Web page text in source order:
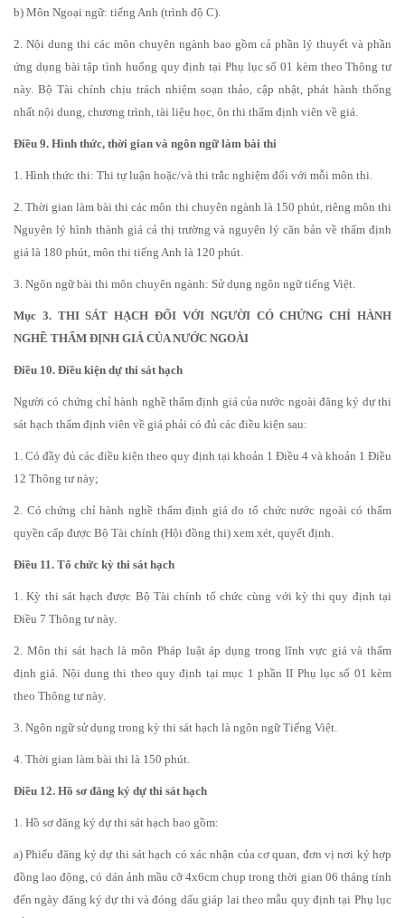
b) Môn Ngoại ngữ: tiếng Anh (trình độ C).
2. Nội dung thi các môn chuyên ngành bao gồm cả phần lý thuyết và phần
ứng dụng bài tập tình huống quy định tại Phụ lục số 01 kèm theo Thông tư
này. Bộ Tài chính chịu trách nhiệm soạn thảo, cập nhật, phát hành thống
nhất nội dung, chương trình, tài liệu học, ôn thi thẩm định viên về giá.
Điều 9. Hình thức, thời gian và ngôn ngữ làm bài thi
1. Hình thức thi: Thi tự luận hoặc/và thi trắc nghiệm đối với mỗi môn thi.
2. Thời gian làm bài thi các môn thi chuyên ngành là 150 phút, riêng môn thi
Nguyên lý hình thành giá cả thị trường và nguyên lý căn bản về thẩm định
giá là 180 phút, môn thi tiếng Anh là 120 phút.
3. Ngôn ngữ bài thi môn chuyên ngành: Sử dụng ngôn ngữ tiếng Việt.
Mục 3. THI SÁT HẠCH ĐỐI VỚI NGƯỜI CÓ CHỨNG CHỈ HÀNH
NGHỀ THẨM ĐỊNH GIÁ CỦA NƯỚC NGOÀI
Điều 10. Điều kiện dự thi sát hạch
Người có chứng chỉ hành nghề thẩm định giá của nước ngoài đăng ký dự thi
sát hạch thẩm định viên về giá phải có đủ các điều kiện sau:
1. Có đầy đủ các điều kiện theo quy định tại khoản 1 Điều 4 và khoản 1 Điều
12 Thông tư này;
2. Có chứng chỉ hành nghề thẩm định giá do tổ chức nước ngoài có thẩm
quyền cấp được Bộ Tài chính (Hội đồng thi) xem xét, quyết định.
Điều 11. Tổ chức kỳ thi sát hạch
1. Kỳ thi sát hạch được Bộ Tài chính tổ chức cùng với kỳ thi quy định tại
Điều 7 Thông tư này.
2. Môn thi sát hạch là môn Pháp luật áp dụng trong lĩnh vực giá và thẩm
định giá. Nội dung thi theo quy định tại mục 1 phần II Phụ lục số 01 kèm
theo Thông tư này.
3. Ngôn ngữ sử dụng trong kỳ thi sát hạch là ngôn ngữ Tiếng Việt.
4. Thời gian làm bài thi là 150 phút.
Điều 12. Hồ sơ đăng ký dự thi sát hạch
1. Hồ sơ đăng ký dự thi sát hạch bao gồm:
a) Phiếu đăng ký dự thi sát hạch có xác nhận của cơ quan, đơn vị nơi ký hợp
đồng lao động, có dán ảnh mầu cỡ 4x6cm chụp trong thời gian 06 tháng tính
đến ngày đăng ký dự thi và đóng dấu giáp lai theo mẫu quy định tại Phụ lục